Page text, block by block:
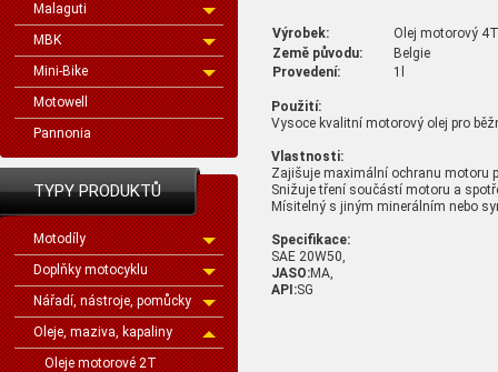
Malaguti
MBK
Mini-Bike
Motowell
Pannonia
TYPY PRODUKTŮ
Motodíly
Doplňky motocyklu
Nářadí, nástroje, pomůcky
Oleje, maziva, kapaliny
Oleje motorové 2T
Výrobek:
Olej motorový
Země původu:
Belgie
Provedení:
1l
Použití:
Vysoce kvalitní motorový olej pro
Vlastnosti:
Zajišuje maximální ochranu motoru
Snižuje tření součástí motoru a
Mísitelný s jiným minerálním nebo
Specifikace:
SAE 20W50,
JASO:MA,
API:SG